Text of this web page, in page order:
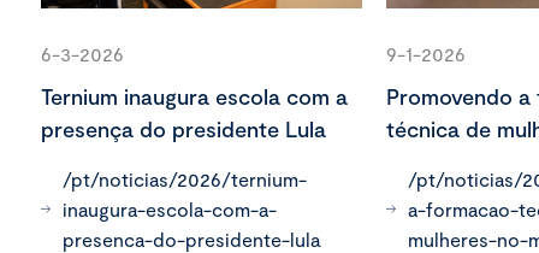
6-3-2026
Ternium inaugura escola com a
presença do presidente Lula
/pt/noticias/2026/ternium-
inaugura-escola-com-a-
presenca-do-presidente-lula
9-1-2026
Promovendo
técnica de
/pt/noticias/
a-formacao-
mulheres-no-